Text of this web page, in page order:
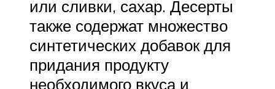
или сливки, сахар. Десерты
также содержат множество
синтетических добавок для
придания продукту
необходимого вкуса и